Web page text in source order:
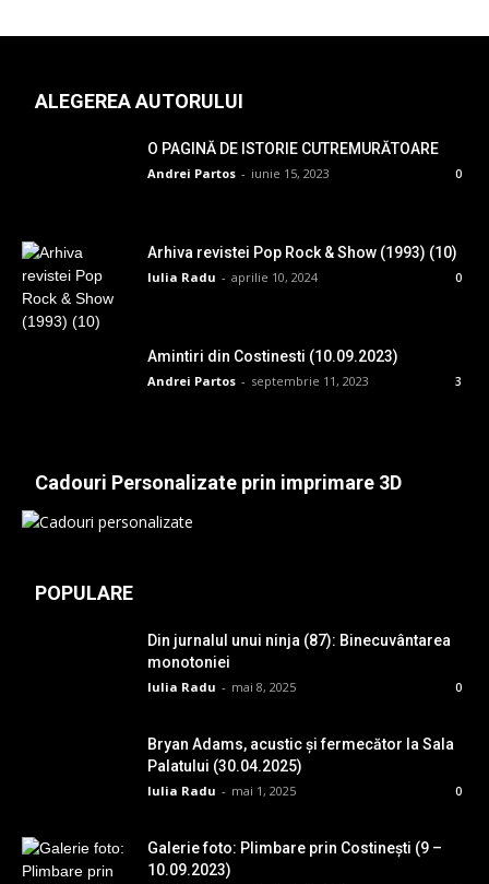
ALEGEREA AUTORULUI
O PAGINĂ DE ISTORIE CUTREMURĂTOARE
Andrei Partos - iunie 15, 2023 0
Arhiva revistei Pop Rock & Show (1993) (10)
Iulia Radu - aprilie 10, 2024 0
Amintiri din Costinesti (10.09.2023)
Andrei Partos - septembrie 11, 2023 3
Cadouri Personalizate prin imprimare 3D
POPULARE
Din jurnalul unui ninja (87): Binecuvântarea
monotoniei
Iulia Radu - mai 8, 2025 0
Bryan Adams, acustic și fermecător la Sala
Palatului (30.04.2025)
Iulia Radu - mai 1, 2025 0
Galerie foto: Plimbare prin Costinești (9 –
10.09.2023)